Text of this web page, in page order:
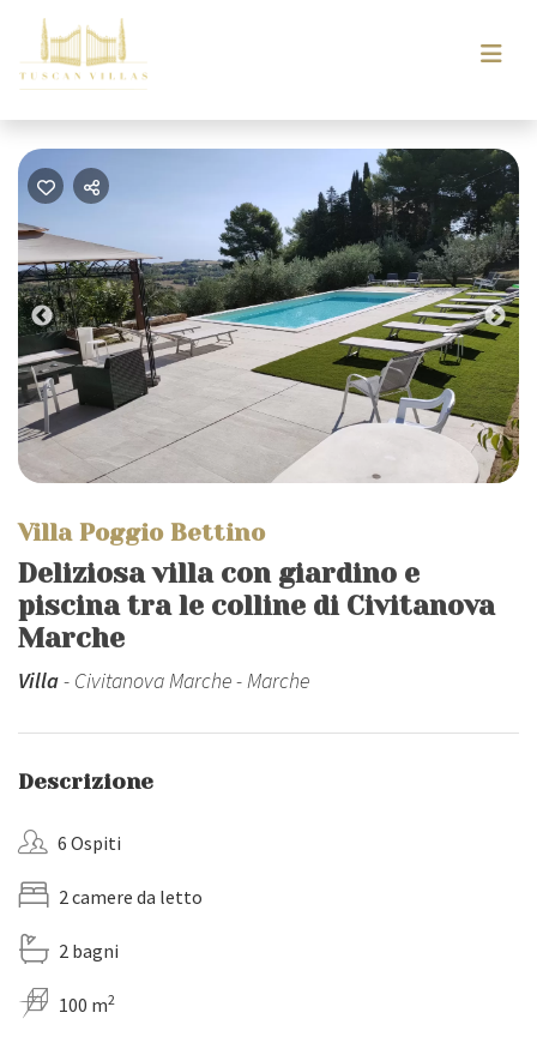
Previous
Villa Poggio Bettino
Deliziosa villa con giardino e
piscina tra le colline di Civitanova
Marche
Villa- Civitanova Marche - Marche
Descrizione
6 Ospiti
2 camere da letto
2 bagni
100 m2